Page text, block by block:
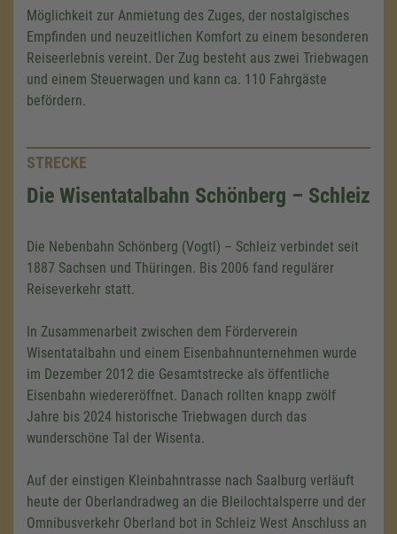
Möglichkeit zur Anmietung des Zuges, der nostalgisches
Empfinden und neuzeitlichen Komfort zu einem besonderen
Reiseerlebnis vereint. Der Zug besteht aus zwei Triebwagen
und einem Steuerwagen und kann ca. 110 Fahrgäste
befördern.
STRECKE
Die Wisentatalbahn Schönberg – Schleiz
Die Nebenbahn Schönberg (Vogtl) – Schleiz verbindet seit
1887 Sachsen und Thüringen. Bis 2006 fand regulärer
Reiseverkehr statt.
In Zusammenarbeit zwischen dem Förderverein
Wisentatalbahn und einem Eisenbahnunternehmen wurde
im Dezember 2012 die Gesamtstrecke als öffentliche
Eisenbahn wiedereröffnet. Danach rollten knapp zwölf
Jahre bis 2024 historische Triebwagen durch das
wunderschöne Tal der Wisenta.
Auf der einstigen Kleinbahntrasse nach Saalburg verläuft
heute der Oberlandradweg an die Bleilochtalsperre und der
Omnibusverkehr Oberland bot in Schleiz West Anschluss an